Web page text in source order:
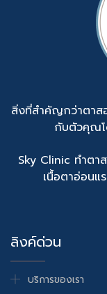
สิ่งที่สำคัญกว่าตาสอ
กับตัวคุณโ
Sky Clinic ทำตา
เนื้อตาอ่อนแ
ลิงค์ด่วน
บริการของเรา